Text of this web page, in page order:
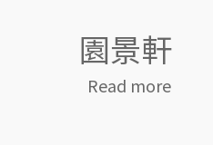
園景軒
Read more